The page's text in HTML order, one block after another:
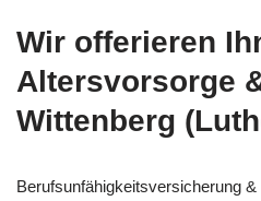
Wir offerieren
Altersvorsorge
Wittenberg
Berufsunfähigkeitsversicherung